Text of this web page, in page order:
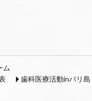
ム
歯科医療活動inバリ島